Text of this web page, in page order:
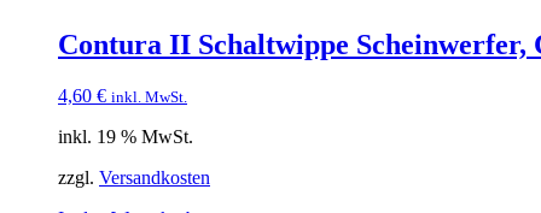
Contura II Schaltwippe Scheinwerfer,
4,60 € inkl. MwSt.
inkl. 19 % MwSt.
zzgl. Versandkosten